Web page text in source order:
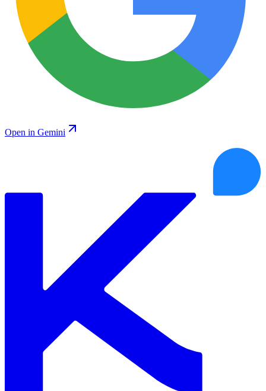
Open in Gemini